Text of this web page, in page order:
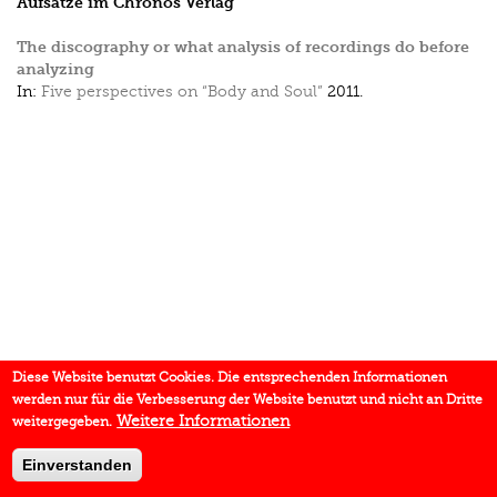
The discography or what analysis of recordings do before
analyzing
In: Five perspectives on “Body and Soul” 2011.
Diese Website benutzt Cookies. Die entsprechenden Informationen
werden nur für die Verbesserung der Website benutzt und nicht an Dritte
weitergegeben. Weitere Informationen
Einverstanden